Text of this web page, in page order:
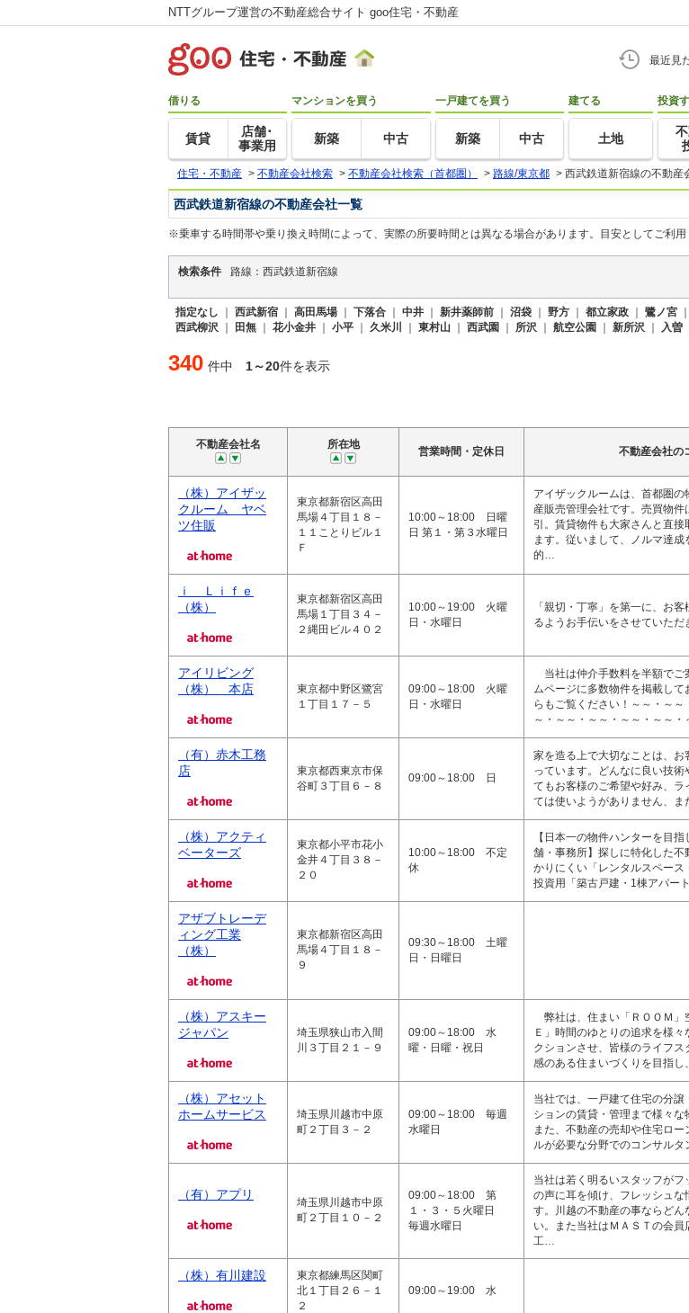
NTTグループ運営の不動産総合サイト goo住宅・不動産
最近見
借りる
賃貸
店舗･
事業用
マンションを買う
新築 中古
一戸建てを買う
新築 中古
建てる
土地
投資
住宅・不動産 > 不動産会社検索 > 不動産会社検索（首都圏） > 路線/東京都 > 西武鉄道新宿線の不動産
西武鉄道新宿線の不動産会社一覧
※乗車する時間帯や乗り換え時間によって、実際の所要時間とは異なる場合があります。目安としてご利用
検索条件 路線：西武鉄道新宿線
指定なし ｜ 西武新宿 ｜ 高田馬場 ｜ 下落合 ｜ 中井 ｜ 新井薬師前 ｜ 沼袋 ｜ 野方 ｜ 都立家政 ｜ 鷺ノ宮 ｜
西武柳沢 ｜ 田無 ｜ 花小金井 ｜ 小平 ｜ 久米川 ｜ 東村山 ｜ 西武園 ｜ 所沢 ｜ 航空公園 ｜ 新所沢 ｜ 入曽
340 件中 1～20件を表示
不動産会社名 所在地
営業時間・定休日 不動産会社の
（株）アイザッ
クルーム ヤベ
ツ住販
東京都新宿区高田
馬場４丁目１８－
１１ことりビル１
Ｆ
10:00～18:00 日曜
日 第１・第３水曜日
アイザックルームは、首都圏
産販売管理会社です。売買物件
引。賃貸物件も大家さんと直接
ます。従いまして、ノルマ達成
的…
ｉ Ｌｉｆｅ
（株）
東京都新宿区高田
馬場１丁目３４－
２縄田ビル４０２
10:00～19:00 火曜
日・水曜日
「親切・丁寧」を第一に、お
るようお手伝いをさせていただ
アイリビング
（株） 本店
東京都中野区鷺宮
１丁目１７－５
09:00～18:00 火曜
日・水曜日
当社は仲介手数料を半額で
ムページに多数物件を掲載して
らもご覧ください！～～・～～
～・～～・～～・～～・～～
（有）赤木工務
店
東京都西東京市保
谷町３丁目６－８
09:00～18:00 日
家を造る上で大切なことは、お
っています。どんなに良い技
てもお客様のご希望や好み、ラ
ては使いようがありません、
（株）アクティ
ベーターズ
東京都小平市花小
金井４丁目３８－
２０
10:00～18:00 不定
休
【日本一の物件ハンターを目
舗・事務所】探しに特化した不
かりにくい「レンタルスペース
投資用「築古戸建・1棟アパー
アザブトレーデ
ィング工業
（株）
東京都新宿区高田
馬場４丁目１８－
９
09:30～18:00 土曜
日・日曜日
（株）アスキー
ジャパン
埼玉県狭山市入間
川３丁目２１－９
09:00～18:00 水
曜・日曜・祝日
弊社は、住まい「ＲＯＯＭ」
Ｅ」時間のゆとりの追求を様
クションさせ、皆様のライフ
感のある住まいづくりを目指
（株）アセット
ホームサービス
埼玉県川越市中原
町２丁目３－２
09:00～18:00 毎週
水曜日
当社では、一戸建て住宅の分譲
ションの賃貸・管理まで様々な
また、不動産の売却や住宅ロ
ルが必要な分野でのコンサル
（有）アプリ
埼玉県川越市中原
町２丁目１０－２
09:00～18:00 第
１・３・５火曜日
毎週水曜日
当社は若く明るいスタッフがフ
の声に耳を傾け、フレッシュな
す。川越の不動産の事ならどん
い。また当社はＭＡＳＴの会
工…
（株）有川建設
東京都練馬区関町
北１丁目２６－１
２
09:00～19:00 水